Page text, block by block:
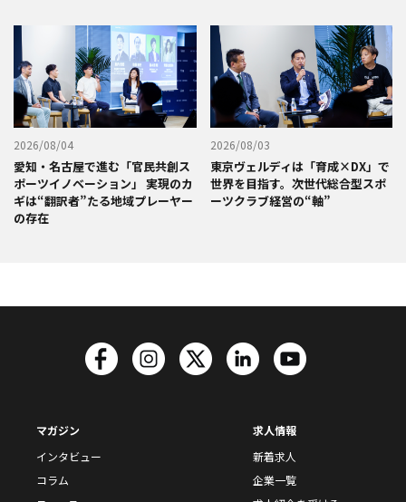
2026/08/04
愛知・名古屋で進む「官民共創ス
ポーツイノベーション」 実現のカ
ギは“翻訳者”たる地域プレーヤー
の存在
2026/08/03
東京ヴェルディは「育成×DX」で
世界を目指す。次世代総合型スポ
ーツクラブ経営の“軸”
マガジン
インタビュー
コラム
求人情報
新着求人
企業一覧